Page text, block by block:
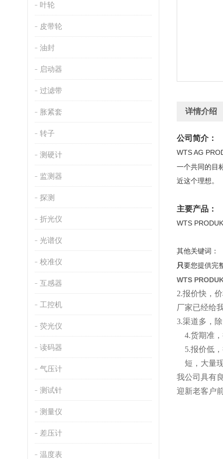
叶轮
皮带轮
油封
启动器
过滤带
胀紧套
转子
测硬计
监测器
探测
折光仪
光谱仪
校准仪
互感器
工控机
荧光仪
读码器
气压计
测试针
测量仪
差压计
温度表
详情介绍
公司简介：
WTS AG
一个共同的目
近这个理想。
主要产品：
WTS
其他关键词：
只要您提供完
WTS
2.报价快，
厂家已经给
3.渠道多，
4.货期准
5.报价低
短 ， 大量
我公司具有
迎新老客户